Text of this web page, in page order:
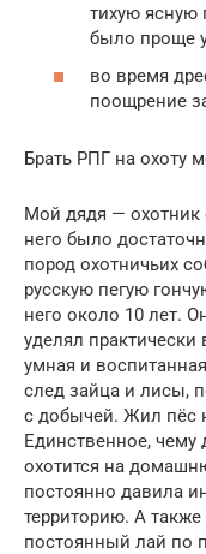
тихую ясную
было проще
во время
поощрение
Брать РПГ на охоту
Мой дядя — охотник
него было
пород охотничьих
русскую пегую
него около 10 лет.
уделял
умная и
след зайца и лисы,
с добычей. Жил пёс
Единственное, чему
охотится на
постоянно давила
территорию. А
постоянный лай по